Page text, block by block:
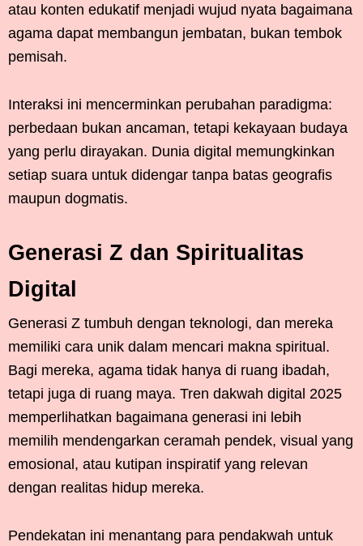
atau konten edukatif menjadi wujud nyata bagaimana
agama dapat membangun jembatan, bukan tembok
pemisah.
Interaksi ini mencerminkan perubahan paradigma:
perbedaan bukan ancaman, tetapi kekayaan budaya
yang perlu dirayakan. Dunia digital memungkinkan
setiap suara untuk didengar tanpa batas geografis
maupun dogmatis.
Generasi Z dan Spiritualitas
Digital
Generasi Z tumbuh dengan teknologi, dan mereka
memiliki cara unik dalam mencari makna spiritual.
Bagi mereka, agama tidak hanya di ruang ibadah,
tetapi juga di ruang maya. Tren dakwah digital 2025
memperlihatkan bagaimana generasi ini lebih
memilih mendengarkan ceramah pendek, visual yang
emosional, atau kutipan inspiratif yang relevan
dengan realitas hidup mereka.
Pendekatan ini menantang para pendakwah untuk